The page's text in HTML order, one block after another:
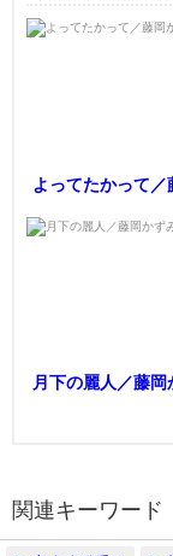
よってたかって／
月下の麗人／藤岡
関連キーワード